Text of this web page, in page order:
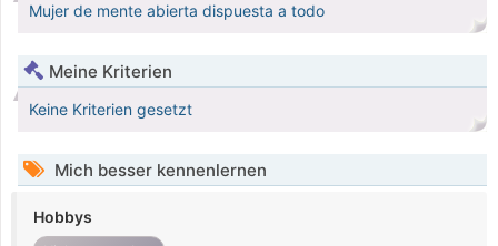
Mujer de mente abierta dispuesta a todo
Meine Kriterien
Keine Kriterien gesetzt
Mich besser kennenlernen
Hobbys